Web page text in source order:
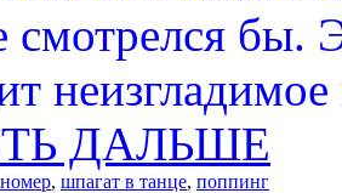
смотрелся бы.
ДАЛЬШЕ
, шпагат в танце, поппинг